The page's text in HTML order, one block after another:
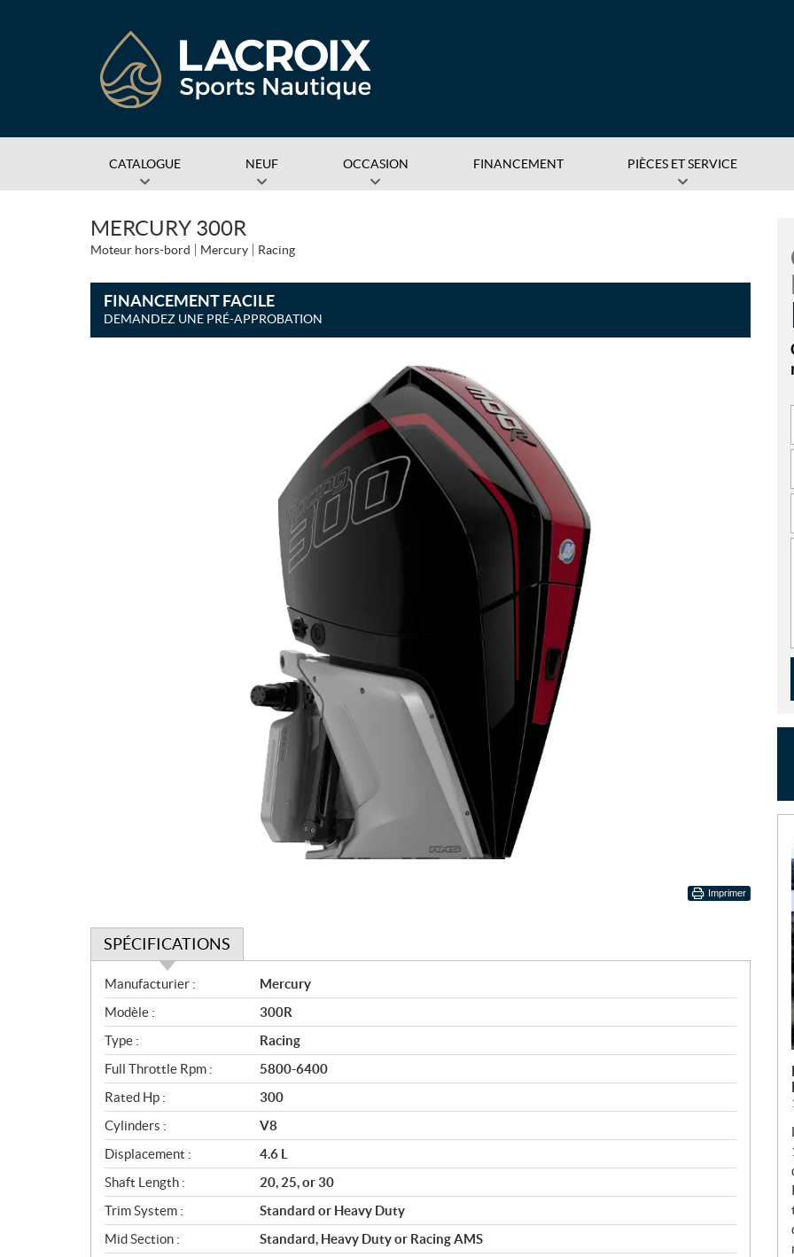
CATALOGUE NEUF OCCASION FINANCEMENT PIÈCES ET SERVICE
MERCURY 300R
Moteur hors-bord Mercury Racing
FINANCEMENT FACILE
DEMANDEZ UNE PRÉ-APPROBATION
Imprimer
SPÉCIFICATIONS
S
p
é
c
i
f
i
c
a
t
i
o
n
s
Manufacturier :
Mercury
Modèle :
300R
Type :
Racing
Full Throttle Rpm :
5800-6400
Rated Hp :
300
Cylinders :
V8
Displacement :
4.6 L
Shaft Length :
20, 25, or 30
Trim System :
Standard or Heavy Duty
Mid Section :
Standard, Heavy Duty or Racing AMS